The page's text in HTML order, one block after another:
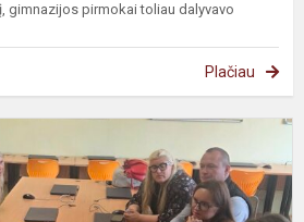
gimnazijos pirmokai toliau dalyvavo
Plačiau